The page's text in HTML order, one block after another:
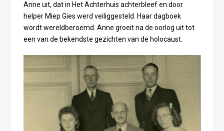
Anne uit, dat in Het Achterhuis achterbleef en door
helper Miep Gies werd veiliggesteld. Haar dagboek
wordt wereldberoemd. Anne groeit na de oorlog uit tot
een van de bekendste gezichten van de holocaust.